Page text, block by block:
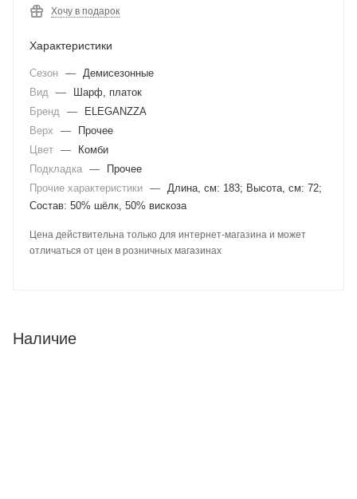
Хочу в подарок
Характеристики
Сезон —
Демисезонные
Вид
—
Шарф, платок
Бренд
—
ELEGANZZA
Верх
—
Прочее
Цвет —
Комби
Подкладка —
Прочее
Прочие характеристики —
Длина, см: 183; Высота, см: 72;
Состав: 50% шёлк, 50% вискоза
Цена действительна только для интернет-магазина и может
отличаться от цен в розничных магазинах
Наличие